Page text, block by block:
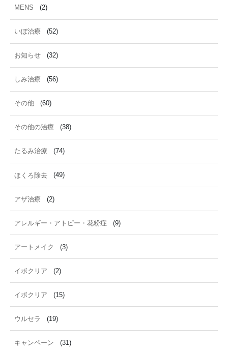
MENS (2)
いぼ治療 (52)
お知らせ (32)
しみ治療 (56)
その他 (60)
その他の治療 (38)
たるみ治療 (74)
ほくろ除去 (49)
アザ治療 (2)
アレルギー・アトピー・花粉症 (9)
アートメイク (3)
イボクリア (2)
イボクリア (15)
ウルセラ (19)
キャンペーン (31)